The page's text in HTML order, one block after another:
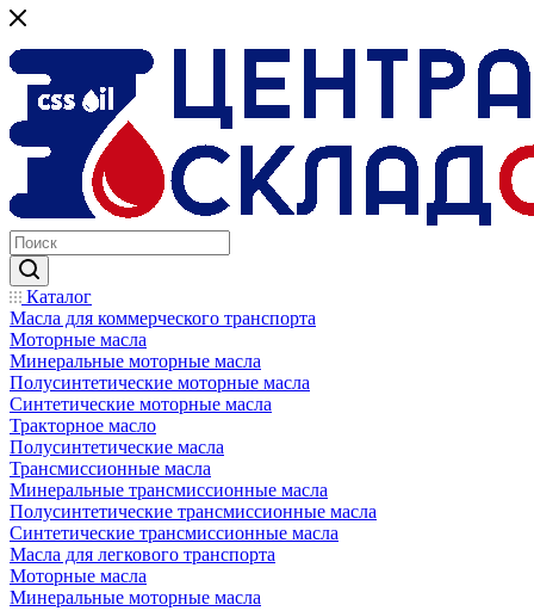
Каталог
Масла для коммерческого транспорта
Моторные масла
Минеральные моторные масла
Полусинтетические моторные масла
Синтетические моторные масла
Тракторное масло
Полусинтетические масла
Трансмиссионные масла
Минеральные трансмиссионные масла
Полусинтетические трансмиссионные масла
Синтетические трансмиссионные масла
Масла для легкового транспорта
Моторные масла
Минеральные моторные масла